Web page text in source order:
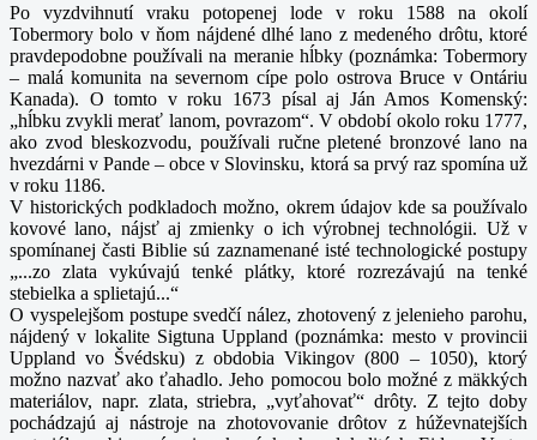
Po vyzdvihnutí vraku potopenej lode v roku 1588 na okolí
Tobermory bolo v ňom nájdené dlhé lano z medeného drôtu, ktoré
pravdepodobne používali na meranie hĺbky (poznámka: Tobermory
– malá komunita na severnom cípe polo ostrova Bruce v Ontáriu
Kanada). O tomto v roku 1673 písal aj Ján Amos Komenský:
„hĺbku zvykli merať lanom, povrazom“. V období okolo roku 1777,
ako zvod bleskozvodu, používali ručne pletené bronzové lano na
hvezdárni v Pande – obce v Slovinsku, ktorá sa prvý raz spomína už
v roku 1186.
V historických podkladoch možno, okrem údajov kde sa používalo
kovové lano, nájsť aj zmienky o ich výrobnej technológii. Už v
spomínanej časti Biblie sú zaznamenané isté technologické postupy
„...zo zlata vykúvajú tenké plátky, ktoré rozrezávajú na tenké
stebielka a splietajú...“
O vyspelejšom postupe svedčí nález, zhotovený z jelenieho parohu,
nájdený v lokalite Sigtuna Uppland (poznámka: mesto v provincii
Uppland vo Švédsku) z obdobia Vikingov (800 – 1050), ktorý
možno nazvať ako ťahadlo. Jeho pomocou bolo možné z mäkkých
materiálov, napr. zlata, striebra, „vyťahovať“ drôty. Z tejto doby
pochádzajú aj nástroje na zhotovovanie drôtov z húževnatejších